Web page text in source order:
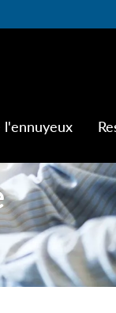
l'ennuyeux